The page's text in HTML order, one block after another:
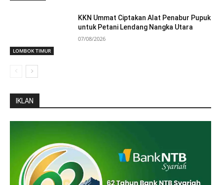
LOMBOK TIMUR
KKN Ummat Ciptakan Alat Penabur Pupuk
untuk Petani Lendang Nangka Utara
07/08/2026
IKLAN